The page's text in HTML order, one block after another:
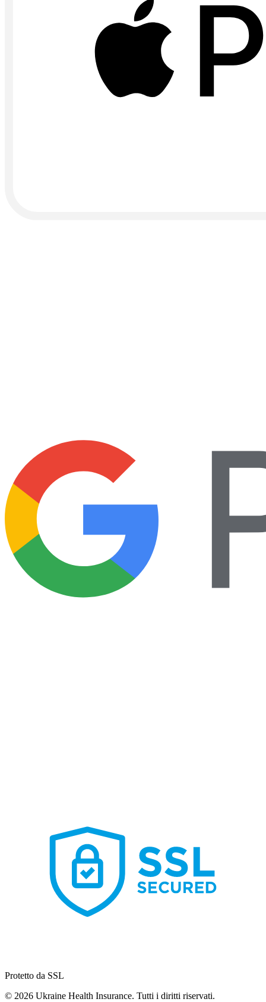
Protetto da SSL
© 2026 Ukraine Health Insurance. Tutti i diritti riservati.